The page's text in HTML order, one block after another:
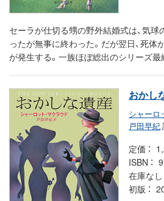
セーラが仕切る甥の野外結婚式は、気
ったが無事に終わった。だが翌日、死体
が発生する。一族ほぼ総出のシリーズ最
おかし
シャーロ
戸田早紀
定価
ISBN
在庫なし
初版